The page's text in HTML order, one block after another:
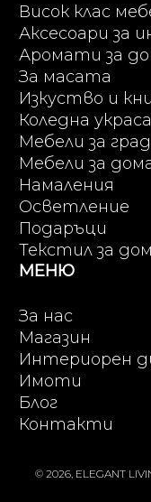
Висок клас
Аксесоари за
Аромати за
За масата
Изкуство и
Коледна украса
Мебели за
Мебели за
Намаления
Осветление
Подаръци
Текстил за
МЕНЮ
За нас
Магазин
Интериорен
Имоти
Блог
Контакти
© 2026, ELEGANT